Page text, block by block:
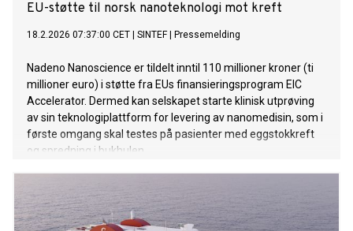
EU-støtte til norsk nanoteknologi mot kreft
18.2.2026 07:37:00 CET SINTEF| Pressemelding
Nadeno Nanoscience er tildelt inntil 110 millioner kroner (ti
millioner euro) i støtte fra EUs finansieringsprogram EIC
Accelerator. Dermed kan selskapet starte klinisk utprøving
av sin teknologiplattform for levering av nanomedisin, som i
første omgang skal testes på pasienter med eggstokkreft
og spredning i bukhulen.